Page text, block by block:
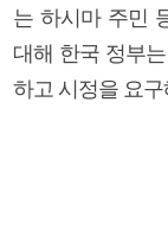
는 하시마 주민
대해 한국 정부
하고 시정을 요구